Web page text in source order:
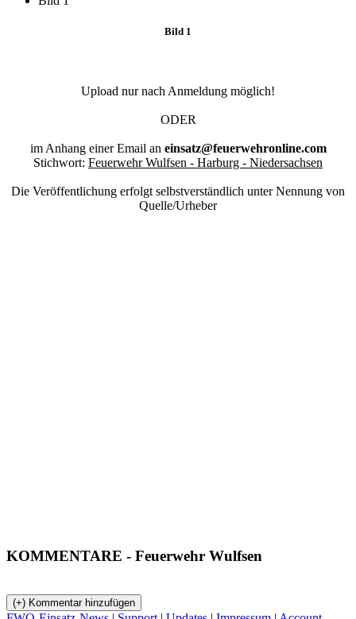
Bild 1
Upload nur nach Anmeldung möglich!
ODER
im Anhang einer Email an einsatz@feuerwehronline.com
Stichwort: Feuerwehr Wulfsen - Harburg - Niedersachsen
Die Veröffentlichung erfolgt selbstverständlich unter Nennung von
Quelle/Urheber
KOMMENTARE - Feuerwehr Wulfsen